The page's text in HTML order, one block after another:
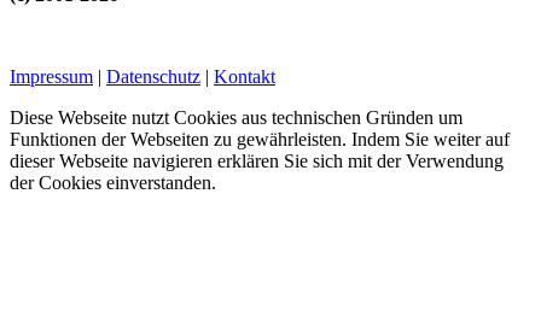
Impressum | Datenschutz | Kontakt
Diese Webseite nutzt Cookies aus technischen Gründen um
Funktionen der Webseiten zu gewährleisten. Indem Sie weiter auf
dieser Webseite navigieren erklären Sie sich mit der Verwendung
der Cookies einverstanden.